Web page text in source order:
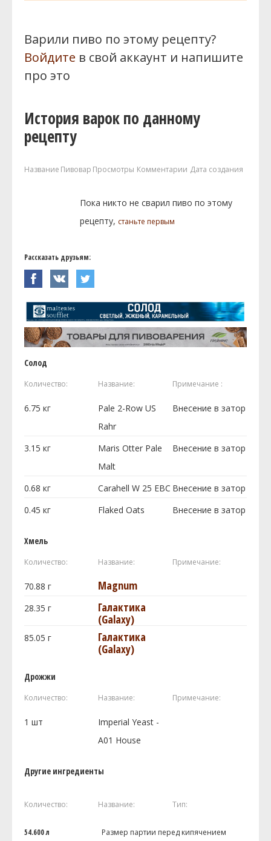
Варили пиво по этому рецепту?
Войдите в свой аккаунт и напишите
про это
История варок по данному
рецепту
Название Пивовар Просмотры Комментарии Дата создания
Пока никто не сварил пиво по этому
рецепту, станьте первым
Рассказать друзьям:
Солод
Количество: Название: Примечание :
6.75 кг
Pale 2-Row US
Rahr
Внесение в затор
3.15 кг
Maris Otter Pale
Malt
Внесение в затор
0.68 кг Carahell W 25 EBC Внесение в затор
0.45 кг Flaked Oats Внесение в затор
Хмель
Количество: Название: Примечание:
70.88 г Magnum
28.35 г
Галактика
(Galaxy)
85.05 г
Галактика
(Galaxy)
Дрожжи
Количество: Название: Примечание:
1 шт
Imperial Yeast -
A01 House
Другие ингредиенты
Количество: Название: Тип:
54.600 л
Размер партии перед кипячением